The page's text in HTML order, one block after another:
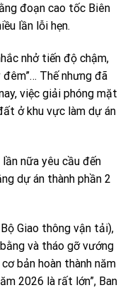
đoạn cao tốc Biên
lần lỗi hẹn.
nhở tiến độ chậm,
Thế nhưng đã
việc giải phóng mặt
ở khu vực làm dự án
nữa yêu cầu đến
dự án thành phần 2
Giao thông vận tải),
và tháo gỡ vướng
bản hoàn thành năm
2026 là rất lớn”, Ban